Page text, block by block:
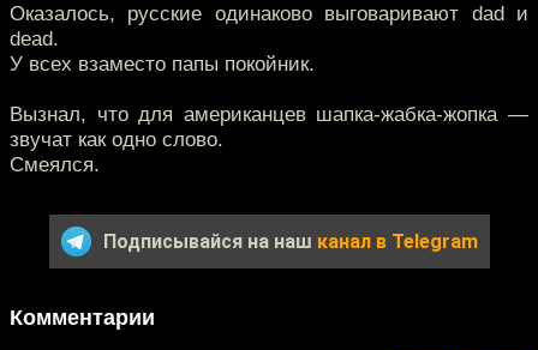
Оказалось, русские одинаково выговаривают dad и
dead.
У всех взаместо папы покойник.
Вызнал, что для американцев шапка-жабка-жопка —
звучат как одно слово.
Смеялся.
Подписывайся на наш канал в Telegram
Комментарии